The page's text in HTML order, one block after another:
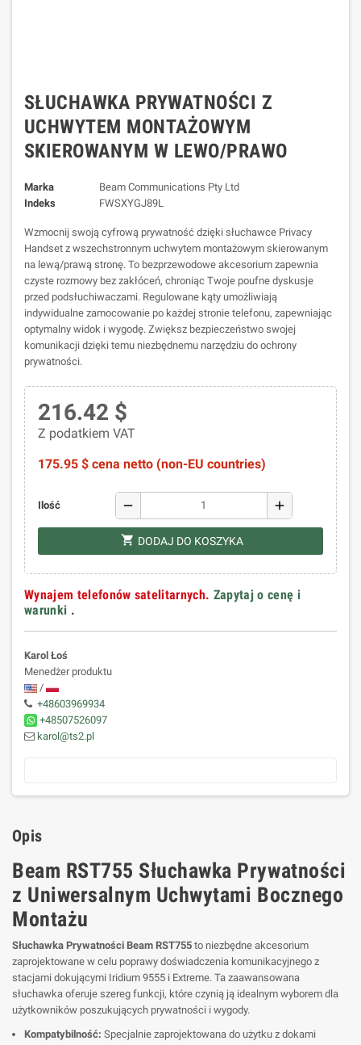
SŁUCHAWKA PRYWATNOŚCI Z
UCHWYTEM MONTAŻOWYM
SKIEROWANYM W LEWO/PRAWO
Marka
Beam Communications Pty Ltd
Indeks
FWSXYGJ89L
Wzmocnij swoją cyfrową prywatność dzięki słuchawce Privacy
Handset z wszechstronnym uchwytem montażowym skierowanym
na lewą/prawą stronę. To bezprzewodowe akcesorium zapewnia
czyste rozmowy bez zakłóceń, chroniąc Twoje poufne dyskusje
przed podsłuchiwaczami. Regulowane kąty umożliwiają
indywidualne zamocowanie po każdej stronie telefonu, zapewniając
optymalny widok i wygodę. Zwiększ bezpieczeństwo swojej
komunikacji dzięki temu niezbędnemu narzędziu do ochrony
prywatności.
216.42 $
Z podatkiem VAT
175.95 $ cena netto (non-EU countries)
Ilość remove add
shopping_cart DODAJ DO KOSZYKA
Wynajem telefonów satelitarnych. Zapytaj o cenę i
warunki .
Karol Łoś
Menedżer produktu
/
+48603969934
+48507526097
karol@ts2.pl
Opis
Beam RST755 Słuchawka Prywatności
z Uniwersalnym Uchwytami Bocznego
Montażu
Słuchawka Prywatności Beam RST755 to niezbędne akcesorium
zaprojektowane w celu poprawy doświadczenia komunikacyjnego z
stacjami dokującymi Iridium 9555 i Extreme. Ta zaawansowana
słuchawka oferuje szereg funkcji, które czynią ją idealnym wyborem dla
użytkowników poszukujących prywatności i wygody.
Kompatybilność: Specjalnie zaprojektowana do użytku z dokami